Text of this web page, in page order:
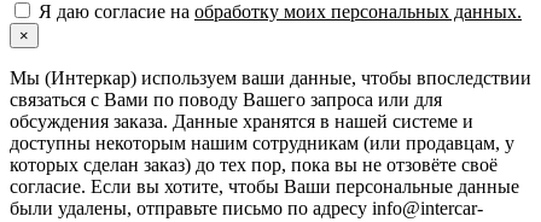
Я даю согласие на обработку моих персональных данных.
×
Мы (Интеркар) используем ваши данные, чтобы впоследствии
связаться с Вами по поводу Вашего запроса или для
обсуждения заказа. Данные хранятся в нашей системе и
доступны некоторым нашим сотрудникам (или продавцам, у
которых сделан заказ) до тех пор, пока вы не отзовёте своё
согласие. Если вы хотите, чтобы Ваши персональные данные
были удалены, отправьте письмо по адресу info@intercar-